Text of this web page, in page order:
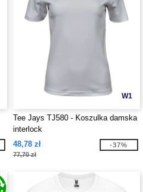
W1
Tee Jays TJ580 - Koszulka damska
interlock
48,78 zł
77,70 zł
-37%